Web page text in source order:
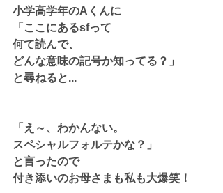
小学高学年のAくんに
「ここにあるsfって
何て読んで、
どんな意味の記号か知ってる？」
と尋ねると...
「え～、わかんない。
スペシャルフォルテかな？」
と言ったので
付き添いのお母さまも私も大爆笑！